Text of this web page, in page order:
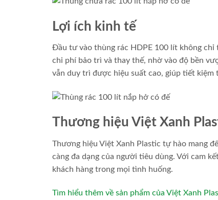
Lợi ích kinh tế
Đầu tư vào thùng rác HDPE 100 lít không chỉ
chi phí bảo trì và thay thế, nhờ vào độ bền
vẫn duy trì được hiệu suất cao, giúp tiết
Thương hiệu Việt Xanh
Thương hiệu Việt Xanh Plastic tự hào mang
càng đa dạng của người tiêu dùng. Với cam
khách hàng trong mọi tình huống.
Tìm hiểu thêm về sản phẩm của Việt Xanh